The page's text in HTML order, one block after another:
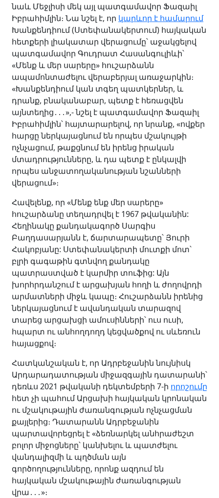
նաև Մեջլիսի մեկ այլ պատգամավոր Ֆազաիլ
Իբրահիմլին։ Նա նշել է, որ կարևոր է համարում
Խանքենդիում (Ստեփանակերտում) հայկական
հետքերի լիակատար վերացումը՝ աջակցելով
պատգամավոր Գուդրատ Հասանգուլիևի՝
«Մենք և մեր սարերը» հուշարձանն
ապամոնտաժելու վերաբերյալ առաջարկին։
«Խանքենդիում կան տգեղ պատկերներ, և
դրանք, բնականաբար, պետք է հեռացվեն
այնտեղից․․․»,- նշել է պատգամավոր Ֆազաիլ
Իբրահիմլին՝ հայտարարելով, որ նրանք, «ովքեր
հարցը ներկայացնում են որպես մշակույթի
ոչնչացում, թաքցնում են իրենց իրական
մտադրությունները, և դա պետք է ընկալվի
որպես անջատողականության նշանների
վերացում»։
Հավելենք, որ «Մենք ենք մեր սարերը»
հուշարձանը տեղադրվել է 1967 թվականին:
Հեղինակը քանդակագործ Սարգիս
Բաղդասարյանն է, ճարտարապետը՝ Յուրի
Հակոբյանը: Ստեփանակերտի մուտքի մոտ՝
բլրի գագաթին գտնվող քանդակը
պատրաստված է կարմիր տուֆից: Այն
խորհրդանշում է արցախյան հողի և ժողովրդի
արմատների միջև կապը։ Հուշարձանն իրենից
ներկայացնում է ավանդական տարազով
տարեց արցախցի ամուսինների՝ ուս ուսի,
հպարտ ու անհողդողդ կեցվածքով ու սևեռուն
հայացքով։
Հատկանշական է, որ Ադրբեջանին նույնիսկ
Արդարադատության միջազգային դատարանի՝
դեռևս 2021 թվականի դեկտեմբերի 7-ի որոշումը
հետ չի պահում Արցախի հայկական կրոնական
ու մշակութային ժառանգության ոչնչացման
քայլերից։ Դատարանն Ադրբեջանին
պարտավորեցրել է «ձեռնարկել անհրաժեշտ
բոլոր միջոցները՝ կանխելու և պատժելու
վանդալիզմի և պղծման այն
գործողությունները, որոնք ազդում են
հայկական մշակութային ժառանգության
վրա․․․»։